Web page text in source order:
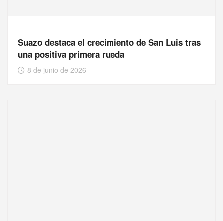
Suazo destaca el crecimiento de San Luis tras
una positiva primera rueda
8 de junio de 2026